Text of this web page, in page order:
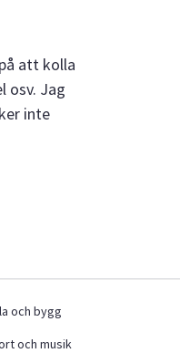
att kolla
osv. Jag
inte
och bygg
och musik